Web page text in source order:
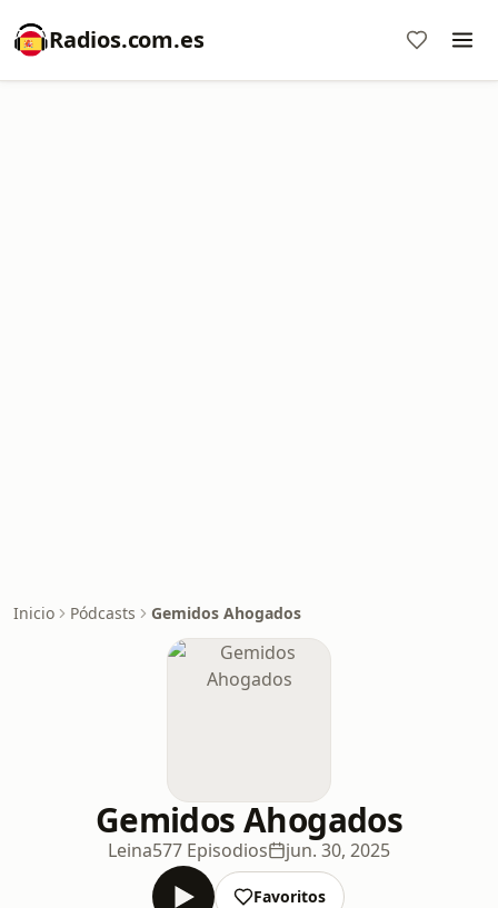
Radios.com.es
Inicio Pódcasts Gemidos Ahogados
Gemidos Ahogados
Leina577 Episodios jun. 30, 2025
Favoritos